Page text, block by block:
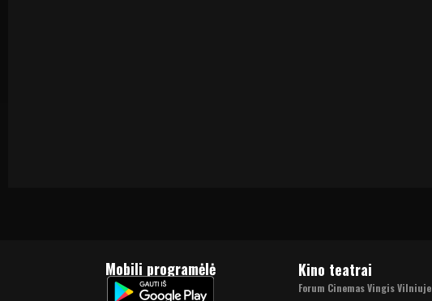
Mobili programėlė Kino teatrai
Forum Cinemas Vingis Vilniuje